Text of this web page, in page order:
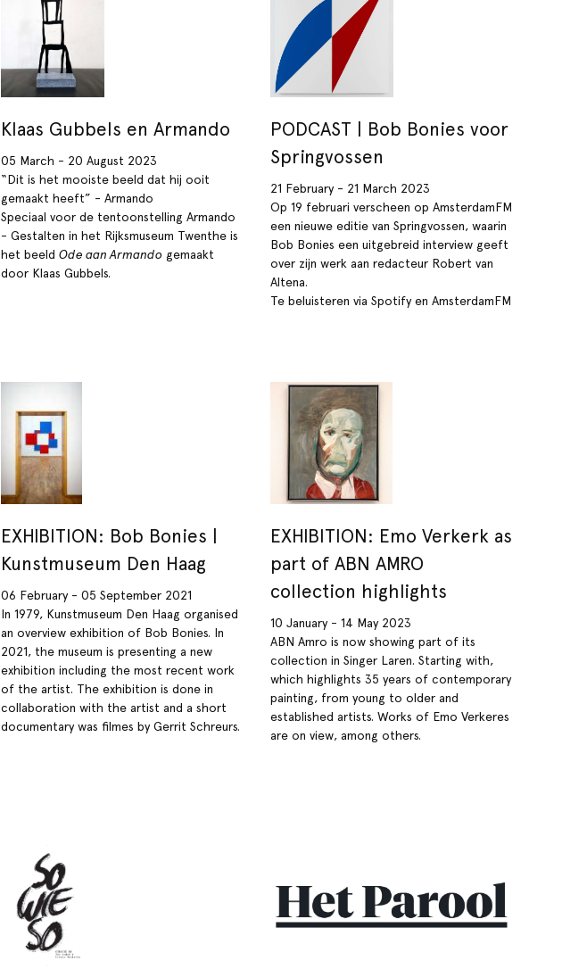
Klaas Gubbels en Armando
05 March - 20 August 2023
“Dit is het mooiste beeld dat hij ooit
gemaakt heeft” - Armando
Speciaal voor de tentoonstelling Armando
- Gestalten in het Rijksmuseum Twenthe is
het beeld Ode aan Armando gemaakt
door Klaas Gubbels.
PODCAST | Bob Bonies voor
Springvossen
21 February - 21 March 2023
Op 19 februari verscheen op AmsterdamFM
een nieuwe editie van Springvossen, waarin
Bob Bonies een uitgebreid interview geeft
over zijn werk aan redacteur Robert van
Altena.
Te beluisteren via Spotify en AmsterdamFM
EXHIBITION: Bob Bonies |
Kunstmuseum Den Haag
06 February - 05 September 2021
In 1979, Kunstmuseum Den Haag organised
an overview exhibition of Bob Bonies. In
2021, the museum is presenting a new
exhibition including the most recent work
of the artist. The exhibition is done in
collaboration with the artist and a short
documentary was filmes by Gerrit Schreurs.
EXHIBITION: Emo Verkerk as
part of ABN AMRO
collection highlights
10 January - 14 May 2023
ABN Amro is now showing part of its
collection in Singer Laren. Starting with,
which highlights 35 years of contemporary
painting, from young to older and
established artists. Works of Emo Verkeres
are on view, among others.